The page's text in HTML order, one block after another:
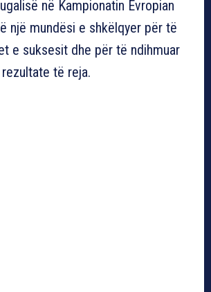
në Kampionatin Evropian
një mundësi e shkëlqyer për të
e suksesit dhe për të ndihmuar
të reja.